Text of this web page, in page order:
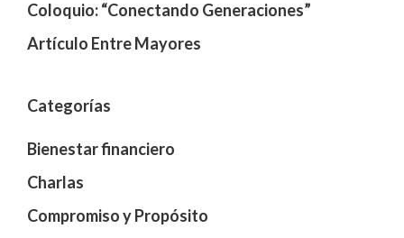
Coloquio: “Conectando Generaciones”
Artículo Entre Mayores
Categorías
Bienestar financiero
Charlas
Compromiso y Propósito